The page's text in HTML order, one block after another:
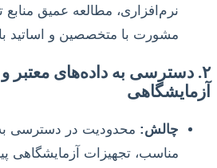
نرم‌افزاری، مطالعه عمیق
مشورت با متخصصین و اساتید
۲. دسترسی به داده‌های معتبر
آزمایشگاهی
چالش: محدودیت در دسترسی
مناسب، تجهیزات آزمایشگاهی